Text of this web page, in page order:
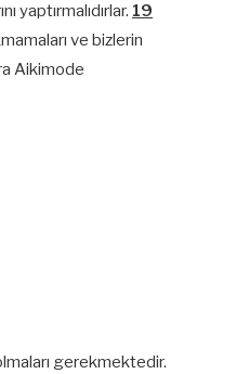
yaptırmalıdırlar. 19
ve bizlerin
Aikimode
gerekmektedir.